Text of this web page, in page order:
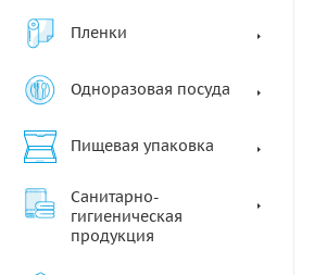
Пленки
Одноразовая посуда
Пищевая упаковка
Санитарно-
гигиеническая
продукция